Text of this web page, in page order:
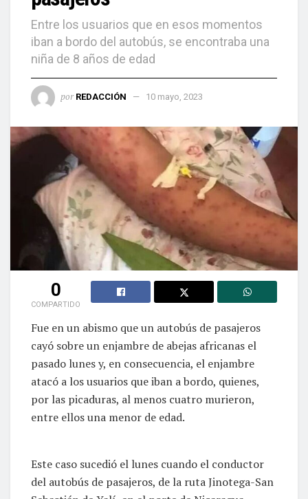
Entre los usuarios que en esos momentos
iban a bordo del autobús, se encontraba una
niña de 8 años de edad
por REDACCIÓN 10 mayo, 2023
0
COMPARTIDO
Fue en un abismo que un autobús de pasajeros
cayó sobre un enjambre de abejas africanas el
pasado lunes y, en consecuencia, el enjambre
atacó a los usuarios que iban a bordo, quienes,
por las picaduras, al menos cuatro murieron,
entre ellos una menor de edad.
Este caso sucedió el lunes cuando el conductor
del autobús de pasajeros, de la ruta Jinotega-San